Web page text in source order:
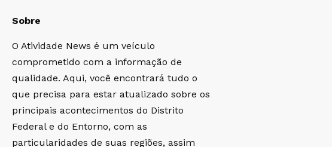
Sobre
O Atividade News é um veículo
comprometido com a informação de
qualidade. Aqui, você encontrará tudo o
que precisa para estar atualizado sobre os
principais acontecimentos do Distrito
Federal e do Entorno, com as
particularidades de suas regiões, assim